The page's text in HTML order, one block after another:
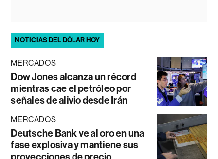
NOTICIAS DEL DÓLAR HOY
MERCADOS
Dow Jones alcanza un récord
mientras cae el petróleo por
señales de alivio desde Irán
MERCADOS
Deutsche Bank ve al oro en una
fase explosiva y mantiene sus
proyecciones de precio